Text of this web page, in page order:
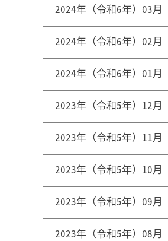
2024年（令和6年）03月
2024年（令和6年）02月
2024年（令和6年）01月
2023年（令和5年）12月
2023年（令和5年）11月
2023年（令和5年）10月
2023年（令和5年）09月
2023年（令和5年）08月